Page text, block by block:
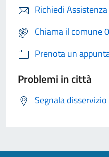
Richiedi Assistenza
Chiama il comune
Prenota un
Problemi in città
Segnala disservizio